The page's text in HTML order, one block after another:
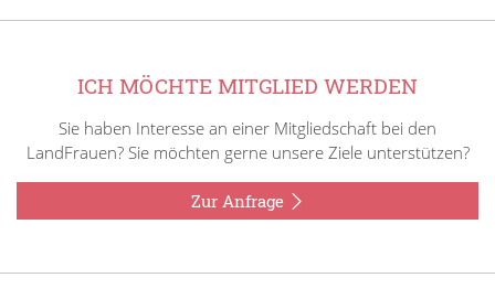
ICH MÖCHTE MITGLIED WERDEN
Sie haben Interesse an einer Mitgliedschaft bei den
LandFrauen? Sie möchten gerne unsere Ziele unterstützen?
Zur Anfrage